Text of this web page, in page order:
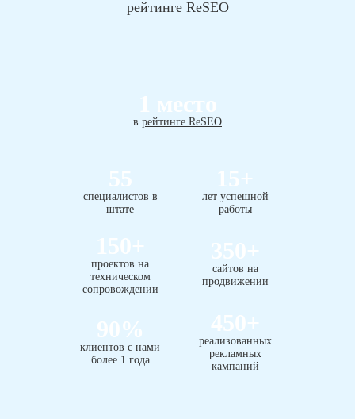
1 место
в рейтинге ReSEO
55
специалистов в
штате
15+
лет успешной
работы
150+
проектов на
техническом
сопровождении
350+
сайтов на
продвижении
90%
клиентов с нами
более 1 года
450+
реализованных
рекламных
кампаний